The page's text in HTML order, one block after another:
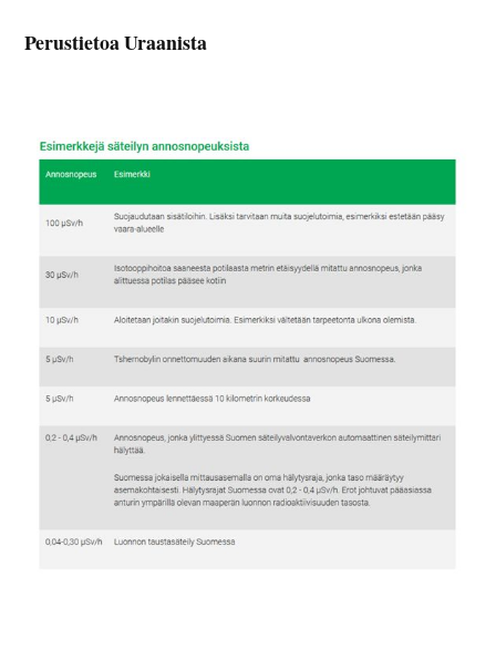
Perustietoa Uraanista